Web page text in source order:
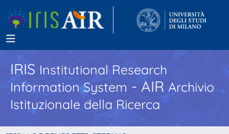
IRISInstitutional Research
Information System - AIR Archivio
Istituzionale della Ricerca